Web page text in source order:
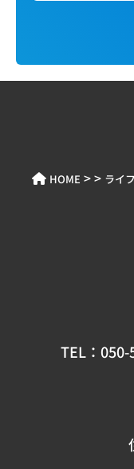
HOME > > ライ
TEL： 050-